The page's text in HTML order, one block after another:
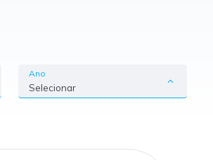
Ano
Selecionar